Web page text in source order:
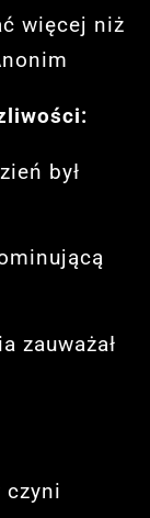
więcej niż
był
zauważał
czyni